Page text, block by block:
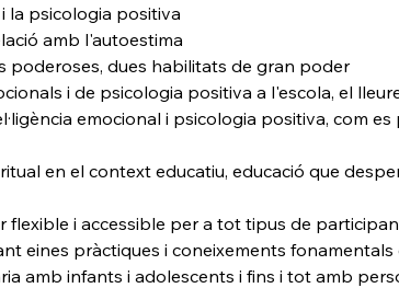
la psicologia positiva
amb l'autoestima
poderoses, dues habilitats de gran poder
i de psicologia positiva a l'escola, el
emocional i psicologia positiva, com
en el context educatiu, educació que
i accessible per a tot tipus de
eines pràctiques i coneixements
amb infants i adolescents i fins i tot amb